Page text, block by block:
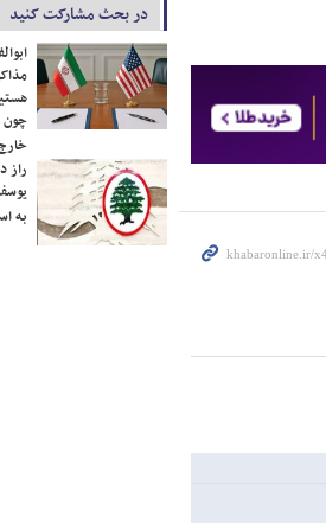
در بحث مشارکت کنید
چون
راز
به